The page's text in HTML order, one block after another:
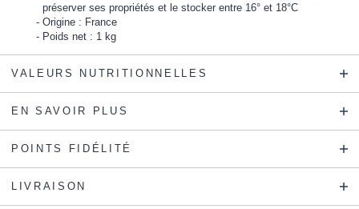
préserver ses propriétés et le stocker entre 16° et 18°C
Origine : France
Poids net : 1 kg
VALEURS NUTRITIONNELLES
EN SAVOIR PLUS
POINTS FIDÉLITÉ
LIVRAISON